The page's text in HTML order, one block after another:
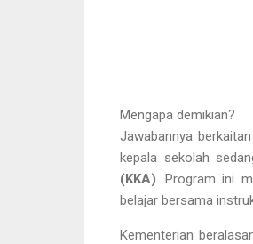
Mengapa demikian?
Jawabannya
kepala sekolah
(KKA) . Program ini
belajar bersama
Kementerian